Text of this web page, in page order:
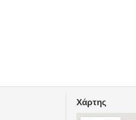
Χάρτης